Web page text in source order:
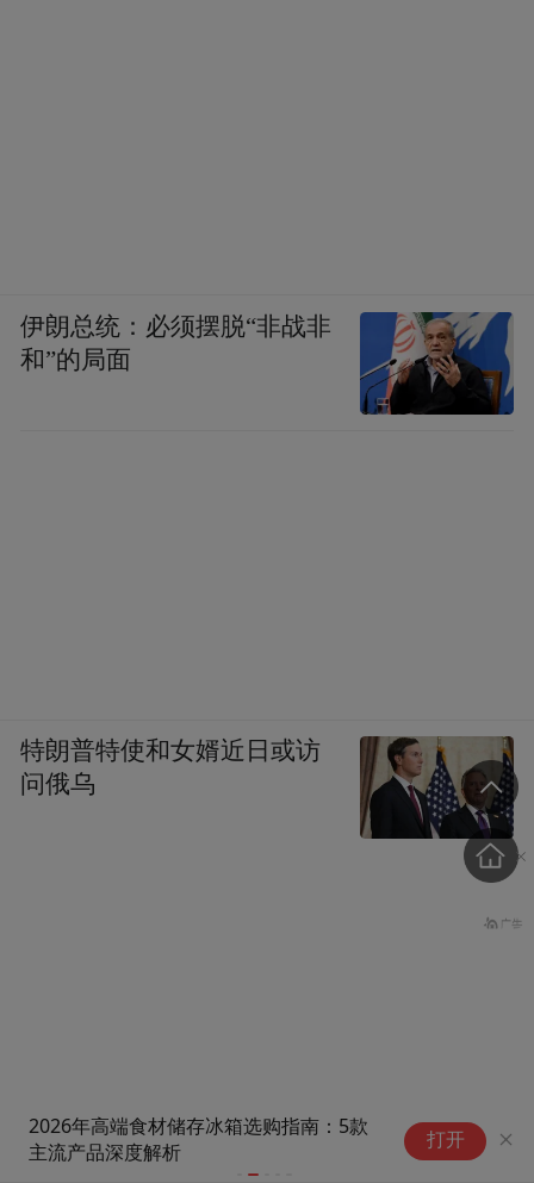
一盘隔夜凉菜让七旬老人腹泻
20多次，夏季“冰箱病”为何专盯
冰箱里的冻
并不适合放
打开
伊朗总统：必须摆脱“非战非
和”的局面
特朗普特使和女婿近日或访
问俄乌
五角大楼公布第5批UFO文